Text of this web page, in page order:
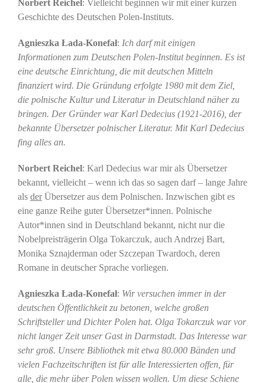
Norbert Reichel: Vielleicht beginnen wir mit einer kurzen
Geschichte des Deutschen Polen-Instituts.
Agnieszka Łada-Konefał: Ich darf mit einigen
Informationen zum Deutschen Polen-Institut beginnen. Es ist
eine deutsche Einrichtung, die mit deutschen Mitteln
finanziert wird. Die Gründung erfolgte 1980 mit dem Ziel,
die polnische Kultur und Literatur in Deutschland näher zu
bringen. Der Gründer war Karl Dedecius (1921-2016), der
bekannte Übersetzer polnischer Literatur. Mit Karl Dedecius
fing alles an.
Norbert Reichel: Karl Dedecius war mir als Übersetzer
bekannt, vielleicht – wenn ich das so sagen darf – lange Jahre
als derÜbersetzer aus dem Polnischen. Inzwischen gibt es
eine ganze Reihe guter Übersetzer*innen. Polnische
Autor*innen sind in Deutschland bekannt, nicht nur die
Nobelpreisträgerin Olga Tokarczuk, auch Andrzej Bart,
Monika Sznajderman oder Szczepan Twardoch, deren
Romane in deutscher Sprache vorliegen.
Agnieszka Łada-Konefał: Wir versuchen immer in der
deutschen Öffentlichkeit zu betonen, welche großen
Schriftsteller und Dichter Polen hat. Olga Tokarczuk war vor
nicht langer Zeit unser Gast in Darmstadt. Das Interesse war
sehr groß. Unsere Bibliothek mit etwa 80.000 Bänden und
vielen Fachzeitschriften ist für alle Interessierten offen, für
alle, die mehr über Polen wissen wollen. Um diese Schiene